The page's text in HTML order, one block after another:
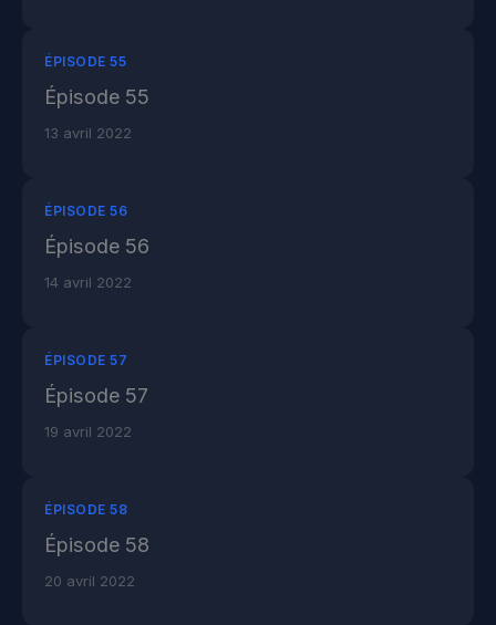
ÉPISODE 55
Épisode 55
13 avril 2022
ÉPISODE 56
Épisode 56
14 avril 2022
ÉPISODE 57
Épisode 57
19 avril 2022
ÉPISODE 58
Épisode 58
20 avril 2022